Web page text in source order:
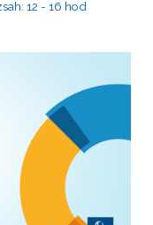
12 - 16 hod